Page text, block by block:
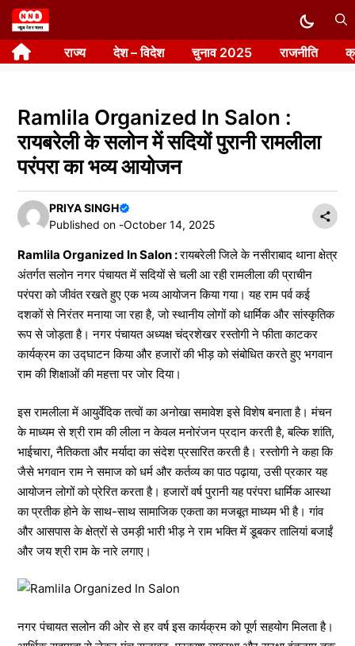
Skip
to
content राज्य देश – विदेश चुनाव 2025 राजनीति
Ramlila Organized In Salon :
रायबरेली के सलोन में सदियों पुरानी रामलीला
परंपरा का भव्य आयोजन
PRIYA SINGH
Published on -October 14, 2025
Ramlila Organized In Salon :रायबरेली जिले के नसीराबाद थाना क्षेत्र
अंतर्गत सलोन नगर पंचायत में सदियों से चली आ रही रामलीला की प्राचीन
परंपरा को जीवंत रखते हुए एक भव्य आयोजन किया गया। यह राम पर्व कई
दशकों से निरंतर मनाया जा रहा है, जो स्थानीय लोगों को धार्मिक और सांस्कृतिक
रूप से जोड़ता है। नगर पंचायत अध्यक्ष चंद्रशेखर रस्तोगी ने फीता काटकर
कार्यक्रम का उद्घाटन किया और हजारों की भीड़ को संबोधित करते हुए भगवान
राम की शिक्षाओं की महत्ता पर जोर दिया।
इस रामलीला में आयुर्वेदिक तत्वों का अनोखा समावेश इसे विशेष बनाता है। मंचन
के माध्यम से श्री राम की लीला न केवल मनोरंजन प्रदान करती है, बल्कि शांति,
भाईचारा, नैतिकता और मर्यादा का संदेश प्रसारित करती है। रस्तोगी ने कहा कि
जैसे भगवान राम ने समाज को धर्म और कर्तव्य का पाठ पढ़ाया, उसी प्रकार यह
आयोजन लोगों को प्रेरित करता है। हजारों वर्ष पुरानी यह परंपरा धार्मिक आस्था
का प्रतीक होने के साथ-साथ सामाजिक एकता का मजबूत माध्यम भी है। गांव
और आसपास के क्षेत्रों से उमड़ी भारी भीड़ ने राम भक्ति में डूबकर तालियां बजाईं
और जय श्री राम के नारे लगाए।
नगर पंचायत सलोन की ओर से हर वर्ष इस कार्यक्रम को पूर्ण सहयोग मिलता है।